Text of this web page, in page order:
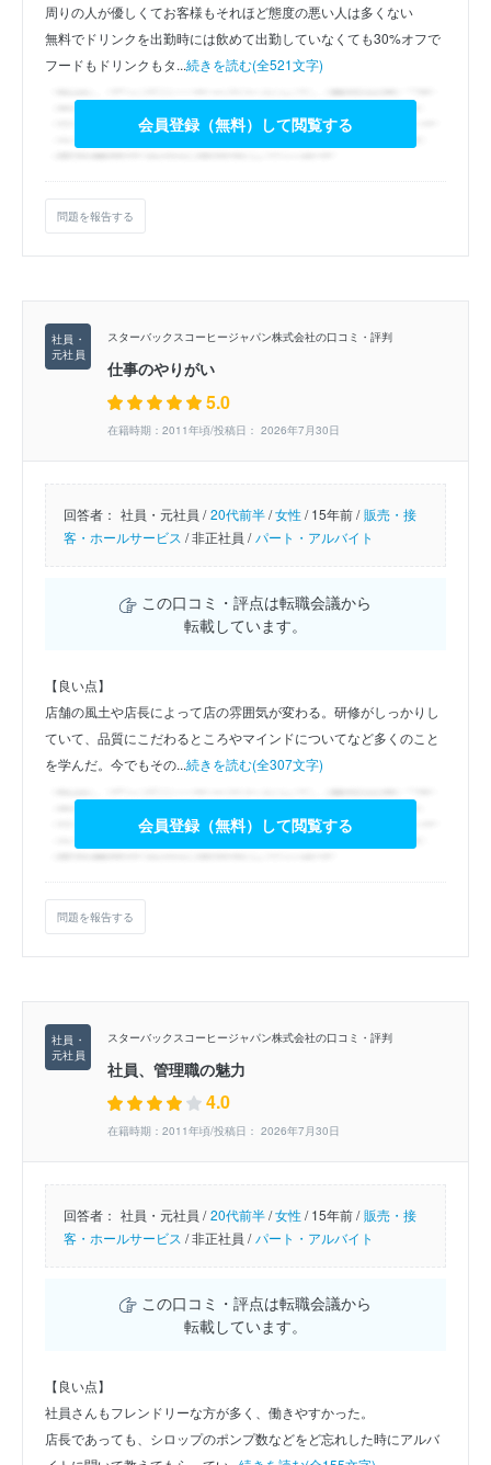
周りの人が優しくてお客様もそれほど態度の悪い人は多くない
無料でドリンクを出勤時には飲めて出勤していなくても30%オフで
フードもドリンクもタ...続きを読む(全521文字)
会員登録（無料）して閲覧する
問題を報告する
スターバックスコーヒージャパン株式会社の口コミ・評判
仕事のやりがい
5.0
在籍時期：2011年頃/投稿日： 2026年7月30日
回答者： 社員・元社員 / 20代前半/女性/15年前 / 販売・接
客・ホールサービス /非正社員 / パート・アルバイト
この口コミ・評点は転職会議から
転載しています。
【良い点】
店舗の風土や店長によって店の雰囲気が変わる。研修がしっかりし
ていて、品質にこだわるところやマインドについてなど多くのこと
を学んだ。今でもその...続きを読む(全307文字)
会員登録（無料）して閲覧する
問題を報告する
スターバックスコーヒージャパン株式会社の口コミ・評判
社員、管理職の魅力
4.0
在籍時期：2011年頃/投稿日： 2026年7月30日
回答者： 社員・元社員 / 20代前半/女性/15年前 / 販売・接
客・ホールサービス /非正社員 / パート・アルバイト
この口コミ・評点は転職会議から
転載しています。
【良い点】
社員さんもフレンドリーな方が多く、働きやすかった。
店長であっても、シロップのポンプ数などをど忘れした時にアルバ